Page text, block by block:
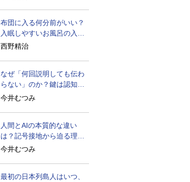
布団に入る何分前がいい？
入眠しやすいお風呂の入り
方
西野精治
なぜ「何回説明しても伝わ
らない」のか？鍵は認知の
仕組み
今井むつみ
人間とAIの本質的な違い
は？記号接地から迫る理解
の本質
今井むつみ
最初の日本列島人はいつ、